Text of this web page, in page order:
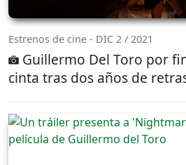
Estrenos de cine - DIC 2 / 2021
Guillermo Del Toro por
cinta tras dos años de